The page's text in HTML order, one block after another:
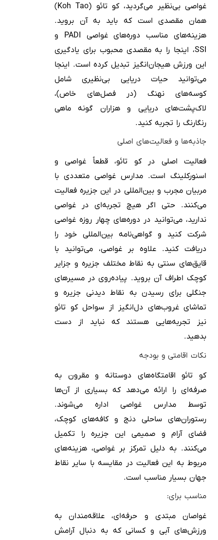
غواصی بی‌نظیر می‌گردید، کو تائو (Koh Tao)
همان مقصدی است که باید به آن بروید.
هزینه‌های مناسب دوره‌های غواصی PADI و
SSI، اینجا را به مقصدی محبوب برای یادگیری
این ورزش هیجان‌انگیز تبدیل کرده است. اینجا
می‌توانید حیات دریایی بی‌نظیری شامل
کوسه‌های نهنگ (در فصل‌های خاص)،
لاک‌پشت‌های دریایی و هزاران گونه ماهی
رنگارنگ را تجربه کنید.
جاذبه‌ها و فعالیت‌های اصلی
فعالیت اصلی در کو تائو، قطعاً غواصی و
اسنورکلینگ است. مدارس غواصی متعددی با
مربیان مجرب و بین‌المللی در این جزیره فعالیت
می‌کنند. حتی اگر هیچ تجربه‌ای در غواصی
ندارید، می‌توانید در دوره‌های چهار روزه غواصی
شرکت کنید و گواهی‌نامه بین‌المللی خود را
دریافت کنید. علاوه بر غواصی، می‌توانید با
قایق‌های سنتی به نقاط مختلف جزیره و جزایر
کوچک اطراف آن بروید. پیاده‌روی در مسیرهای
جنگلی برای رسیدن به نقاط دیدنی جزیره و
تماشای غروب‌های دل‌انگیز از سواحل کو تائو
نیز تجربه‌هایی هستند که نباید از دست
بدهید.
نکات اقامتی و بودجه
کو تائو اقامتگاه‌های دوستانه و مقرون به
صرفه‌ای را ارائه می‌دهد که بسیاری از آن‌ها
توسط مدارس غواصی اداره می‌شوند.
رستوران‌های ساحلی دنج و کافه‌های کوچک،
فضای آرام و صمیمی این جزیره را تکمیل
می‌کنند. به دلیل تمرکز بر غواصی، هزینه‌های
مربوط به این فعالیت در مقایسه با سایر نقاط
جهان بسیار مناسب است.
مناسب برای:
غواصان مبتدی و حرفه‌ای، علاقه‌مندان به
ورزش‌های آبی و کسانی که به دنبال آرامش